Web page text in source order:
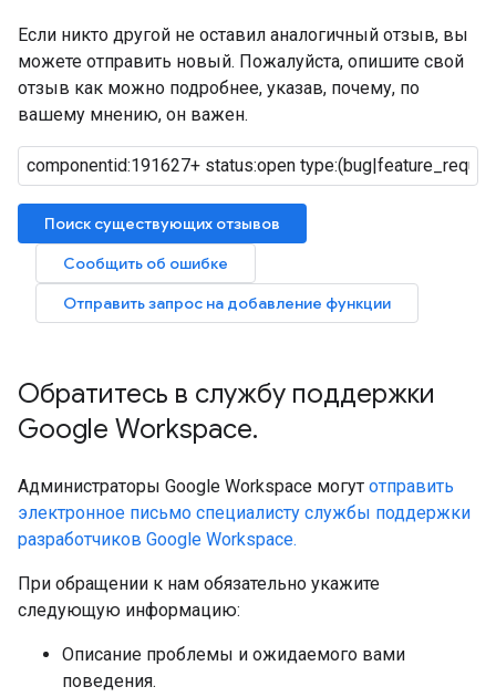
Если никто другой не оставил аналогичный отзыв, вы
можете отправить новый. Пожалуйста, опишите свой
отзыв как можно подробнее, указав, почему, по
вашему мнению, он важен.
Поиск существующих отзывов
Сообщить об ошибке
Отправить запрос на добавление функции
Обратитесь в службу поддержки
Google Workspace.
Администраторы Google Workspace могут отправить
электронное письмо специалисту службы поддержки
разработчиков Google Workspace.
При обращении к нам обязательно укажите
следующую информацию:
Описание проблемы и ожидаемого вами
поведения.